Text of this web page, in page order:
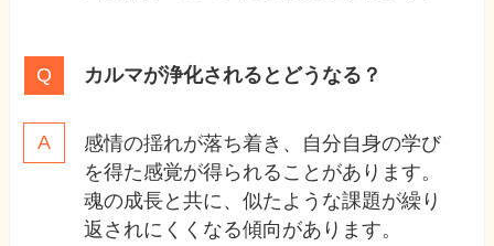
カルマが浄化されるとどうなる？
感情の揺れが落ち着き、自分自身の学び
を得た感覚が得られることがあります。
魂の成長と共に、似たような課題が繰り
返されにくくなる傾向があります。